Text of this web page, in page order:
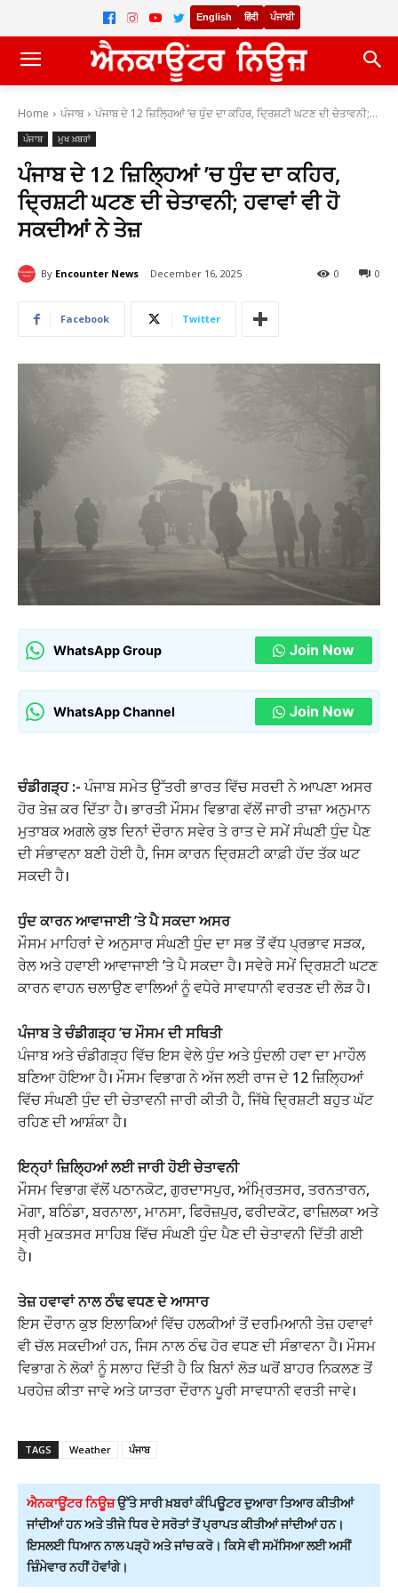
English हिंदी ਪੰਜਾਬੀ
Home ਪੰਜਾਬ ਪੰਜਾਬ ਦੇ 12 ਜ਼ਿਲ੍ਹਿਆਂ ’ਚ ਧੁੰਦ ਦਾ ਕਹਿਰ, ਦ੍ਰਿਸ਼ਟੀ ਘਟਣ ਦੀ ਚੇਤਾਵਨੀ;...
ਪੰਜਾਬ ਮੁਖ ਖ਼ਬਰਾਂ
ਪੰਜਾਬ ਦੇ 12 ਜ਼ਿਲ੍ਹਿਆਂ ’ਚ ਧੁੰਦ ਦਾ ਕਹਿਰ,
ਦ੍ਰਿਸ਼ਟੀ ਘਟਣ ਦੀ ਚੇਤਾਵਨੀ; ਹਵਾਵਾਂ ਵੀ ਹੋ
ਸਕਦੀਆਂ ਨੇ ਤੇਜ਼
By Encounter News December 16, 2025 0
0
Facebook Twitter
WhatsApp Group Join Now
WhatsApp Channel Join Now
ਚੰਡੀਗੜ੍ਹ :-ਪੰਜਾਬ ਸਮੇਤ ਉੱਤਰੀ ਭਾਰਤ ਵਿੱਚ ਸਰਦੀ ਨੇ ਆਪਣਾ ਅਸਰ
ਹੋਰ ਤੇਜ਼ ਕਰ ਦਿੱਤਾ ਹੈ। ਭਾਰਤੀ ਮੌਸਮ ਵਿਭਾਗ ਵੱਲੋਂ ਜਾਰੀ ਤਾਜ਼ਾ ਅਨੁਮਾਨ
ਮੁਤਾਬਕ ਅਗਲੇ ਕੁਝ ਦਿਨਾਂ ਦੌਰਾਨ ਸਵੇਰ ਤੇ ਰਾਤ ਦੇ ਸਮੇਂ ਸੰਘਣੀ ਧੁੰਦ ਪੈਣ
ਦੀ ਸੰਭਾਵਨਾ ਬਣੀ ਹੋਈ ਹੈ, ਜਿਸ ਕਾਰਨ ਦ੍ਰਿਸ਼ਟੀ ਕਾਫ਼ੀ ਹੱਦ ਤੱਕ ਘਟ
ਸਕਦੀ ਹੈ।
ਧੁੰਦ ਕਾਰਨ ਆਵਾਜਾਈ ’ਤੇ ਪੈ ਸਕਦਾ ਅਸਰ
ਮੌਸਮ ਮਾਹਿਰਾਂ ਦੇ ਅਨੁਸਾਰ ਸੰਘਣੀ ਧੁੰਦ ਦਾ ਸਭ ਤੋਂ ਵੱਧ ਪ੍ਰਭਾਵ ਸੜਕ,
ਰੇਲ ਅਤੇ ਹਵਾਈ ਆਵਾਜਾਈ ’ਤੇ ਪੈ ਸਕਦਾ ਹੈ। ਸਵੇਰੇ ਸਮੇਂ ਦ੍ਰਿਸ਼ਟੀ ਘਟਣ
ਕਾਰਨ ਵਾਹਨ ਚਲਾਉਣ ਵਾਲਿਆਂ ਨੂੰ ਵਧੇਰੇ ਸਾਵਧਾਨੀ ਵਰਤਣ ਦੀ ਲੋੜ ਹੈ।
ਪੰਜਾਬ ਤੇ ਚੰਡੀਗੜ੍ਹ ’ਚ ਮੌਸਮ ਦੀ ਸਥਿਤੀ
ਪੰਜਾਬ ਅਤੇ ਚੰਡੀਗੜ੍ਹ ਵਿੱਚ ਇਸ ਵੇਲੇ ਧੁੰਦ ਅਤੇ ਧੁੰਦਲੀ ਹਵਾ ਦਾ ਮਾਹੌਲ
ਬਣਿਆ ਹੋਇਆ ਹੈ। ਮੌਸਮ ਵਿਭਾਗ ਨੇ ਅੱਜ ਲਈ ਰਾਜ ਦੇ 12 ਜ਼ਿਲ੍ਹਿਆਂ
ਵਿੱਚ ਸੰਘਣੀ ਧੁੰਦ ਦੀ ਚੇਤਾਵਨੀ ਜਾਰੀ ਕੀਤੀ ਹੈ, ਜਿੱਥੇ ਦ੍ਰਿਸ਼ਟੀ ਬਹੁਤ ਘੱਟ
ਰਹਿਣ ਦੀ ਆਸ਼ੰਕਾ ਹੈ।
ਇਨ੍ਹਾਂ ਜ਼ਿਲ੍ਹਿਆਂ ਲਈ ਜਾਰੀ ਹੋਈ ਚੇਤਾਵਨੀ
ਮੌਸਮ ਵਿਭਾਗ ਵੱਲੋਂ ਪਠਾਨਕੋਟ, ਗੁਰਦਾਸਪੁਰ, ਅੰਮ੍ਰਿਤਸਰ, ਤਰਨਤਾਰਨ,
ਮੋਗਾ, ਬਠਿੰਡਾ, ਬਰਨਾਲਾ, ਮਾਨਸਾ, ਫਿਰੋਜ਼ਪੁਰ, ਫਰੀਦਕੋਟ, ਫਾਜ਼ਿਲਕਾ ਅਤੇ
ਸ੍ਰੀ ਮੁਕਤਸਰ ਸਾਹਿਬ ਵਿੱਚ ਸੰਘਣੀ ਧੁੰਦ ਪੈਣ ਦੀ ਚੇਤਾਵਨੀ ਦਿੱਤੀ ਗਈ
ਹੈ।
ਤੇਜ਼ ਹਵਾਵਾਂ ਨਾਲ ਠੰਢ ਵਧਣ ਦੇ ਆਸਾਰ
ਇਸ ਦੌਰਾਨ ਕੁਝ ਇਲਾਕਿਆਂ ਵਿੱਚ ਹਲਕੀਆਂ ਤੋਂ ਦਰਮਿਆਨੀ ਤੇਜ਼ ਹਵਾਵਾਂ
ਵੀ ਚੱਲ ਸਕਦੀਆਂ ਹਨ, ਜਿਸ ਨਾਲ ਠੰਢ ਹੋਰ ਵਧਣ ਦੀ ਸੰਭਾਵਨਾ ਹੈ। ਮੌਸਮ
ਵਿਭਾਗ ਨੇ ਲੋਕਾਂ ਨੂੰ ਸਲਾਹ ਦਿੱਤੀ ਹੈ ਕਿ ਬਿਨਾਂ ਲੋੜ ਘਰੋਂ ਬਾਹਰ ਨਿਕਲਣ ਤੋਂ
ਪਰਹੇਜ਼ ਕੀਤਾ ਜਾਵੇ ਅਤੇ ਯਾਤਰਾ ਦੌਰਾਨ ਪੂਰੀ ਸਾਵਧਾਨੀ ਵਰਤੀ ਜਾਵੇ।
TAGS Weather ਪੰਜਾਬ
ਐਨਕਾਊਂਟਰ ਨਿਊਜ਼ਉੱਤੇ ਸਾਰੀ ਖ਼ਬਰਾਂ ਕੰਪਿਊਟਰ ਦੁਆਰਾ ਤਿਆਰ ਕੀਤੀਆਂ
ਜਾਂਦੀਆਂ ਹਨ ਅਤੇ ਤੀਜੇ ਧਿਰ ਦੇ ਸਰੋਤਾਂ ਤੋਂ ਪ੍ਰਾਪਤ ਕੀਤੀਆਂ ਜਾਂਦੀਆਂ ਹਨ।
ਇਸਲਈ ਧਿਆਨ ਨਾਲ ਪੜ੍ਹੋ ਅਤੇ ਜਾਂਚ ਕਰੋ। ਕਿਸੇ ਵੀ ਸਮੱਸਿਆ ਲਈ ਅਸੀਂ
ਜ਼ਿੰਮੇਵਾਰ ਨਹੀਂ ਹੋਵਾਂਗੇ।